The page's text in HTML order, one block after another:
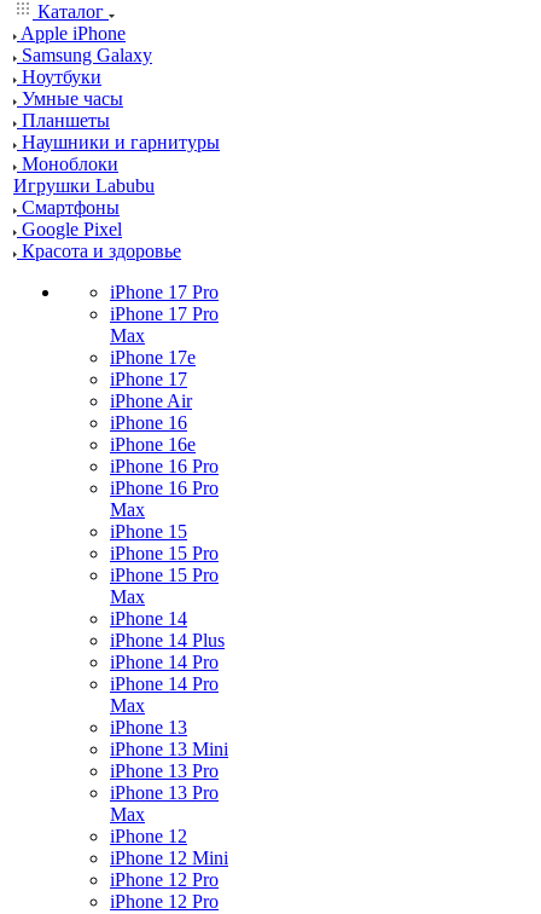
Каталог
Apple iPhone
Samsung Galaxy
Ноутбуки
Умные часы
Планшеты
Наушники и гарнитуры
Моноблоки
Игрушки Labubu
Смартфоны
Google Pixel
Красота и здоровье
iPhone 17 Pro
iPhone 17 Pro
Max
iPhone 17e
iPhone 17
iPhone Air
iPhone 16
iPhone 16e
iPhone 16 Pro
iPhone 16 Pro
Max
iPhone 15
iPhone 15 Pro
iPhone 15 Pro
Max
iPhone 14
iPhone 14 Plus
iPhone 14 Pro
iPhone 14 Pro
Max
iPhone 13
iPhone 13 Mini
iPhone 13 Pro
iPhone 13 Pro
Max
iPhone 12
iPhone 12 Mini
iPhone 12 Pro
iPhone 12 Pro